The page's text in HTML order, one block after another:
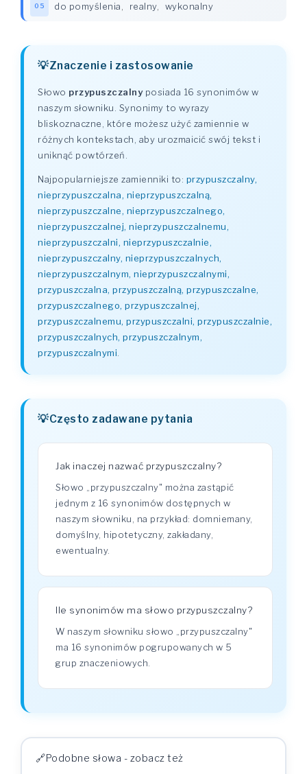
05 do pomyślenia realny, wykonalny
Znaczenie i zastosowanie
Słowo przypuszczalnyposiada 16 synonimów w
naszym słowniku. Synonimy to wyrazy
bliskoznaczne, które możesz użyć zamiennie w
różnych kontekstach, aby urozmaicić swój tekst i
uniknąć powtórzeń.
Najpopularniejsze zamienniki to: przypuszczalny,
nieprzypuszczalna, nieprzypuszczalną,
nieprzypuszczalne, nieprzypuszczalnego,
nieprzypuszczalnej, nieprzypuszczalnemu,
nieprzypuszczalni, nieprzypuszczalnie,
nieprzypuszczalny, nieprzypuszczalnych,
nieprzypuszczalnym, nieprzypuszczalnymi,
przypuszczalna, przypuszczalną, przypuszczalne,
przypuszczalnego, przypuszczalnej,
przypuszczalnemu, przypuszczalni, przypuszczalnie,
przypuszczalnych, przypuszczalnym,
przypuszczalnymi
Często zadawane pytania
Jak inaczej nazwać przypuszczalny?
Słowo „przypuszczalny" można zastąpić
jednym z 16 synonimów dostępnych w
naszym słowniku, na przykład: domniemany,
domyślny, hipotetyczny, zakładany,
ewentualny.
Ile synonimów ma słowo przypuszczalny?
W naszym słowniku słowo „przypuszczalny"
ma 16 synonimów pogrupowanych w 5
grup znaczeniowych.
Podobne słowa - zobacz też